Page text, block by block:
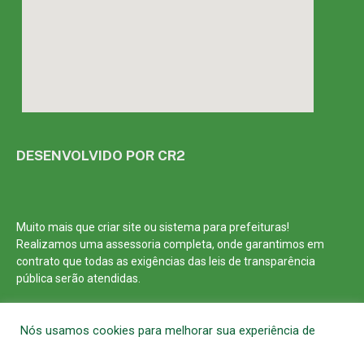
DESENVOLVIDO POR CR2
Muito mais que criar site ou sistema para prefeituras!
Realizamos umaassessoriacompleta, onde garantimos em
contrato que todas as exigências das leis de transparência
públicaserão atendidas.
Nós usamos cookies para melhorar sua experiência de